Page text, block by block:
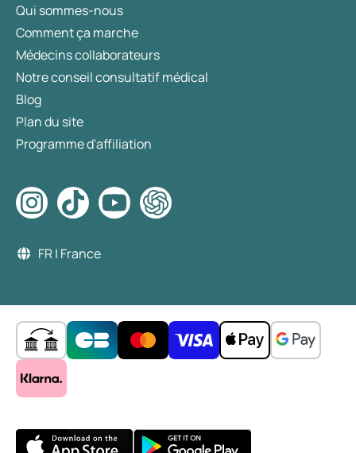
organes génitaux sont causées par des levures
ou des champignons. L'infection à candida en
est un exemple. Les femmes sont plus souvent
touchées par cette affection que les hommes.
Qui sommes-nous
Comment ça marche
Médecins collaborateurs
Notre conseil consultatif médical
Blog
Plan du site
Programme d'affiliation
FR | France